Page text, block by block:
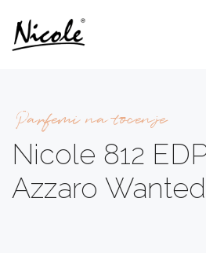
Parfemi na tocenje
Nicole 812
Azzaro Wanted